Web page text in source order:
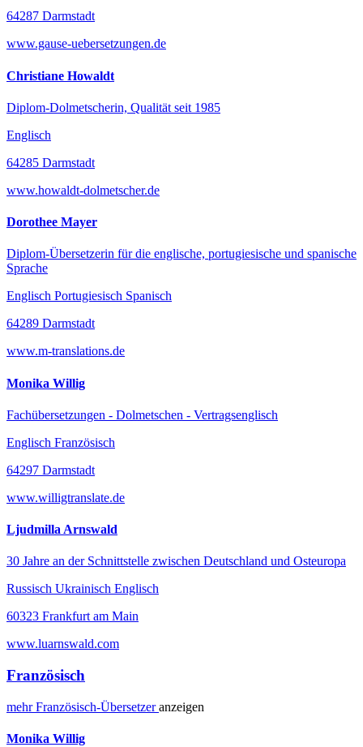
64287 Darmstadt
www.gause-uebersetzungen.de
Christiane Howaldt
Diplom-Dolmetscherin, Qualität seit 1985
Englisch
64285 Darmstadt
www.howaldt-dolmetscher.de
Dorothee Mayer
Diplom-Übersetzerin für die englische, portugiesische und spanische
Sprache
Englisch Portugiesisch Spanisch
64289 Darmstadt
www.m-translations.de
Monika Willig
Fachübersetzungen - Dolmetschen - Vertragsenglisch
Englisch Französisch
64297 Darmstadt
www.willigtranslate.de
Ljudmilla Arnswald
30 Jahre an der Schnittstelle zwischen Deutschland und Osteuropa
Russisch Ukrainisch Englisch
60323 Frankfurt am Main
www.luarnswald.com
Französisch
mehrFranzösisch-Übersetzeranzeigen
Monika Willig